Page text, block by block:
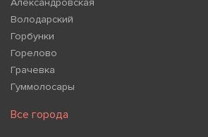
Александровская
Володарский
Горбунки
Горелово
Грачевка
Гуммолосары
Все города